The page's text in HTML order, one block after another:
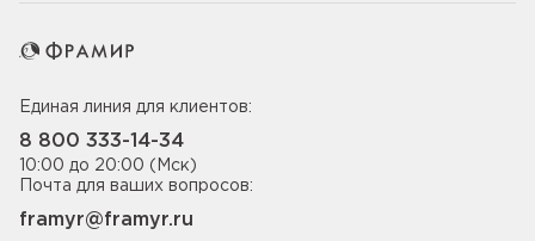
Единая линия для клиентов:
8 800 333-14-34
10:00 до 20:00 (Мск)
Почта для ваших вопросов:
framyr@framyr.ru